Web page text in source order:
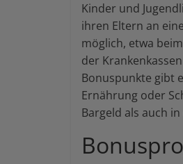
Kinder und
ihren Eltern an
möglich, etwa
der
Bonuspunkte gibt
Ernährung oder
Bargeld als auch